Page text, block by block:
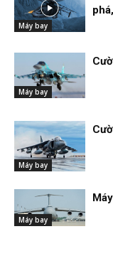
Máy bay
Máy bay
Máy bay
Máy bay